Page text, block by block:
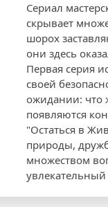
Сериал
скрывает
шорох
они здесь
Первая серия
своей
ожидании: что
появляются
"Остаться в
природы,
множеством